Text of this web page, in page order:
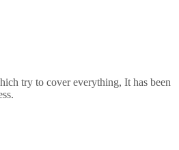
try to cover everything, It has been